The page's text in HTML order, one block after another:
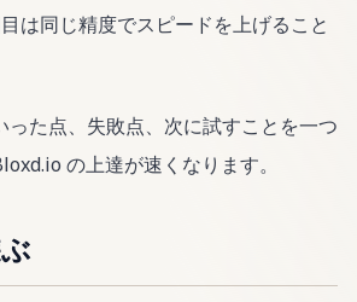
は同じ精度でスピードを上げること
った点、失敗点、次に試すことを一つ
の上達が速くなります。